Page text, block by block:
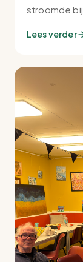
stroomde bij
Lees verder